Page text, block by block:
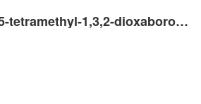
2-Fluoro-4-(4,4,5,5-tetramethyl-1,3,2-dioxaborolan-2-yl)benzoyl chloride